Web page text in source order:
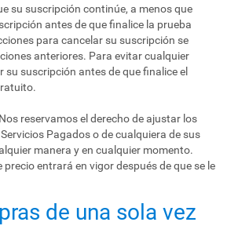
su suscripción continúe, a menos que
antes de que finalice la prueba
para cancelar su suscripción se
anteriores. Para evitar cualquier
su suscripción antes de que finalice el
reservamos el derecho de ajustar los
Pagados o de cualquiera de sus
manera y en cualquier momento.
precio entrará en vigor después de que se le
de una sola vez